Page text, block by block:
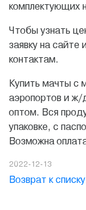
комплектующих
Чтобы узнать
заявку на сайте
контактам.
Купить мачты с
аэропортов и ж/
оптом. Вся
упаковке, с
Возможна
2022-12-13
Возврат к списку